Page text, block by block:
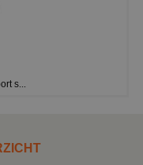
s...